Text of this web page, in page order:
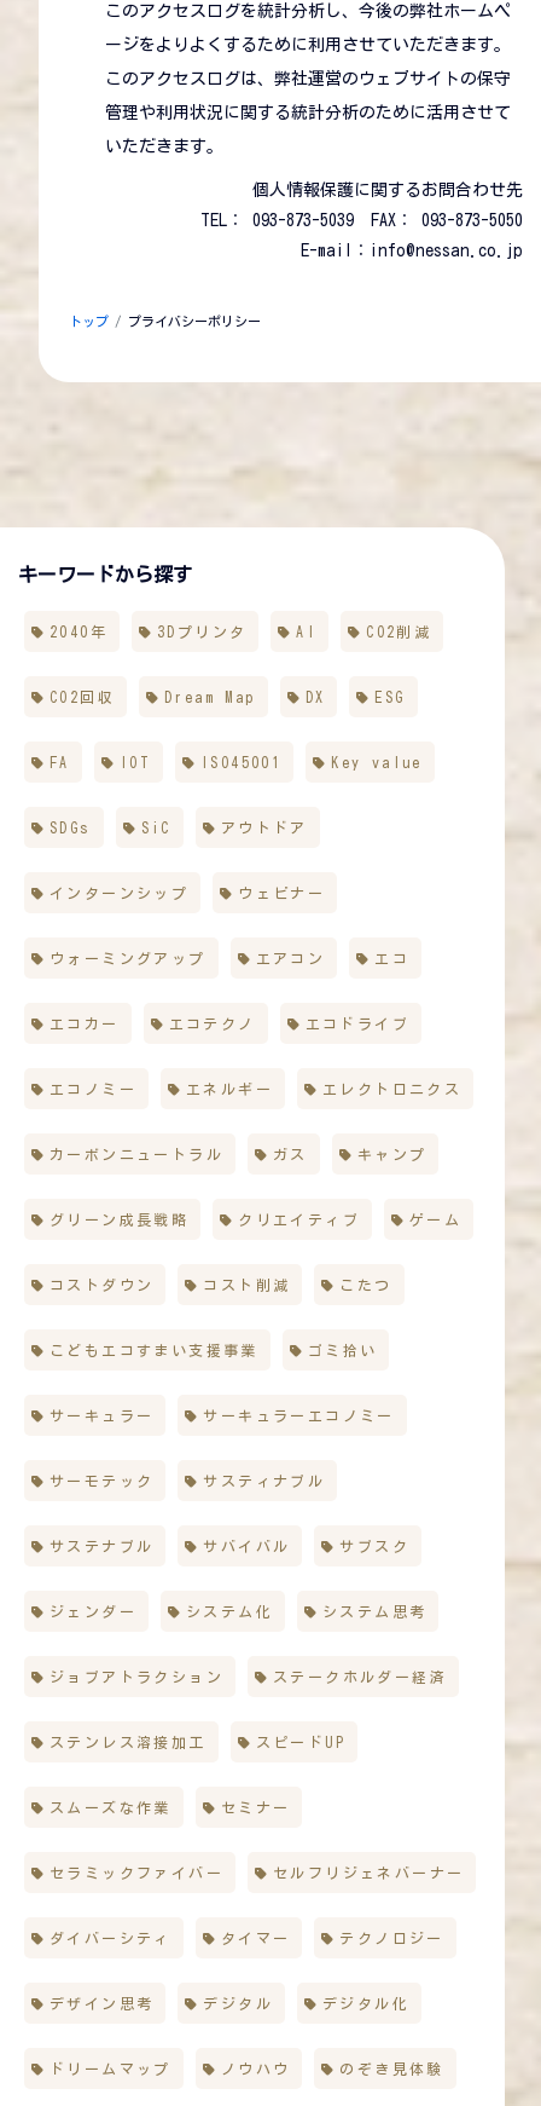
このアクセスログを統計分析し、今後の弊社ホームペ
ージをよりよくするために利用させていただきます。
このアクセスログは、弊社運営のウェブサイトの保守
管理や利用状況に関する統計分析のために活用させて
いただきます。
個人情報保護に関するお問合わせ先
TEL： 093-873-5039 FAX： 093-873-5050
E-mail：info@nessan.co.jp
トップ プライバシーポリシー
キーワードから探す
2040年 3Dプリンタ AI CO2削減
CO2回収 Dream Map DX ESG
FA IOT ISO45001 Key value
SDGs SiC アウトドア
インターンシップ ウェビナー
ウォーミングアップ エアコン エコ
エコカー エコテクノ エコドライブ
エコノミー エネルギー エレクトロニクス
カーボンニュートラル ガス キャンプ
グリーン成長戦略 クリエイティブ ゲーム
コストダウン コスト削減 こたつ
こどもエコすまい支援事業 ゴミ拾い
サーキュラー サーキュラーエコノミー
サーモテック サスティナブル
サステナブル サバイバル サブスク
ジェンダー システム化 システム思考
ジョブアトラクション ステークホルダー経済
ステンレス溶接加工 スピードUP
スムーズな作業 セミナー
セラミックファイバー セルフリジェネバーナー
ダイバーシティ タイマー テクノロジー
デザイン思考 デジタル デジタル化
ドリームマップ ノウハウ のぞき見体験